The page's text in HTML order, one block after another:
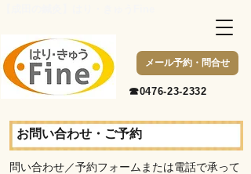
メール予約・問合せ
​☎0476-23-2332
お問い合わせ・ご予約
問い合わせ／予約フォーム ​または電話で承って